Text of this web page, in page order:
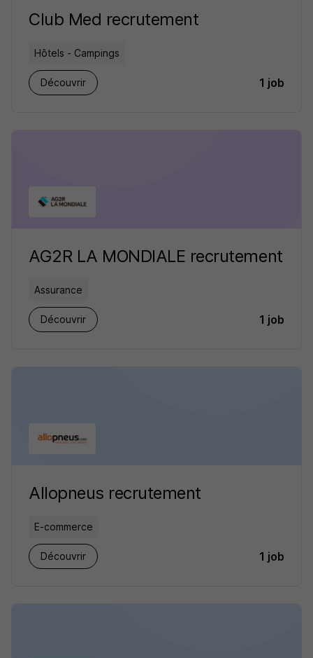
Club Med recrutement
Hôtels - Campings
Découvrir 1 job
AG2R LA MONDIALE recrutement
Assurance
Découvrir 1 job
Allopneus recrutement
E-commerce
Découvrir 1 job